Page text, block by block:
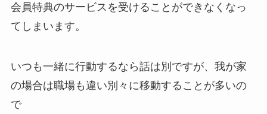
会員特典のサービスを受けることができなくなっ
てしまいます。
いつも一緒に行動するなら話は別ですが、我が家
の場合は職場も違い別々に移動することが多いの
で